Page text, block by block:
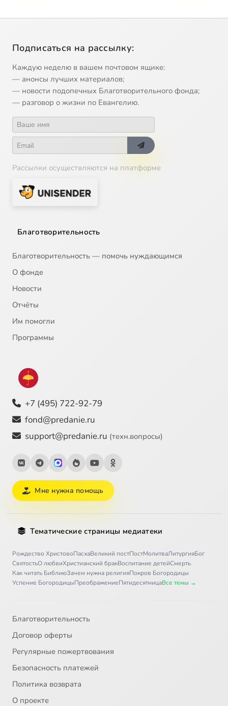
Подписаться на рассылку:
Каждую неделю в вашем почтовом ящике:
— анонсы лучших материалов;
— новости подопечных Благотворительного фонда;
— разговор о жизни по Евангелию.
Рассылки осуществляются на платформе
Благотворительность
Благотворительность — помочь нуждающимся
О фонде
Новости
Отчёты
Им помогли
Программы
+7 (495) 722-92-79
fond@predanie.ru
support@predanie.ru (техн.вопросы)
Мне нужна помощь
Тематические страницы медиатеки
Рождество ХристовоПасхаВеликий постПостМолитваЛитургияБог
СвятостьО любвиХристианский бракВоспитание детейСмерть
Как читать БиблиюЗачем нужна религияПокров Богородицы
Успение БогородицыПреображениеПятидесятницаВсе темы →
Благотворительность
Договор оферты
Регулярные пожертвования
Безопасность платежей
Политика возврата
О проекте